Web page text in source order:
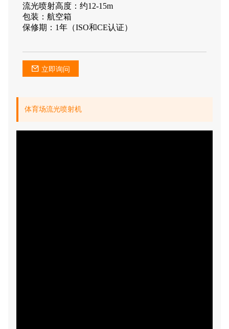
流光喷射高度：约12-15m
包装：航空箱
保修期：1年（ISO和CE认证）
立即询问
体育场流光喷射机